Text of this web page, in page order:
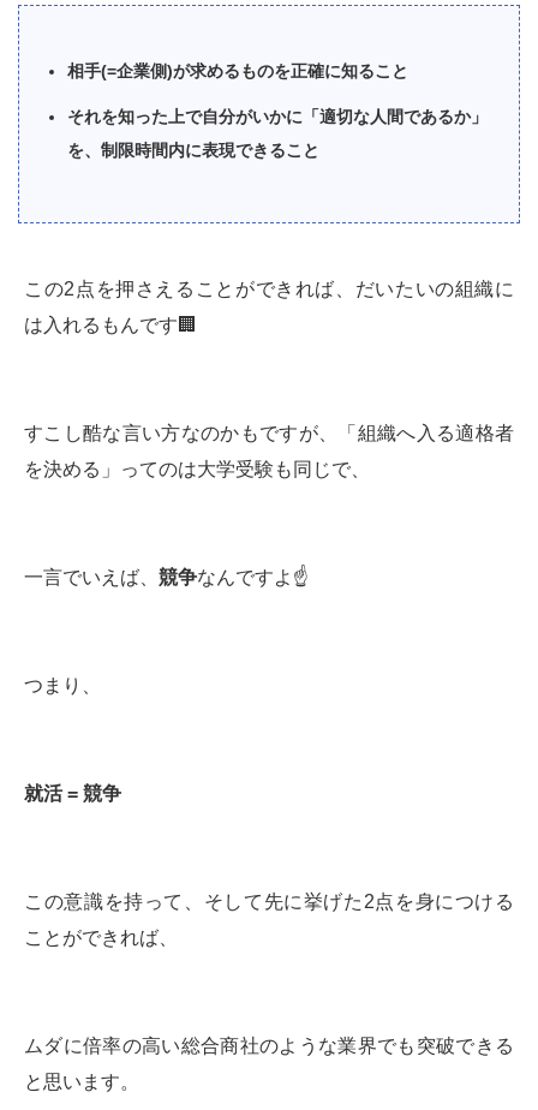
相手(=企業側)が求めるものを正確に知ること
それを知った上で自分がいかに「適切な人間であるか」
を、制限時間内に表現できること
この2点を押さえることができれば、だいたいの組織に
は入れるもんです🏢
すこし酷な言い方なのかもですが、「組織へ入る適格者
を決める」ってのは大学受験も同じで、
一言でいえば、 競争なんですよ☝️
つまり、
就活= 競争
この意識を持って、そして先に挙げた2点を身につける
ことができれば、
ムダに倍率の高い総合商社のような業界でも突破できる
と思います。